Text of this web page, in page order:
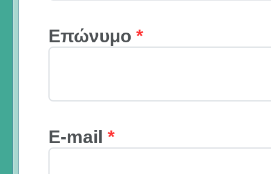
Επώνυμο *
E-mail *